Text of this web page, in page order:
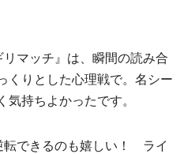
マッチ』は、瞬間の読み合
くりとした心理戦で。名シー
持ちよかったです。
転できるのも嬉しい！ ライ